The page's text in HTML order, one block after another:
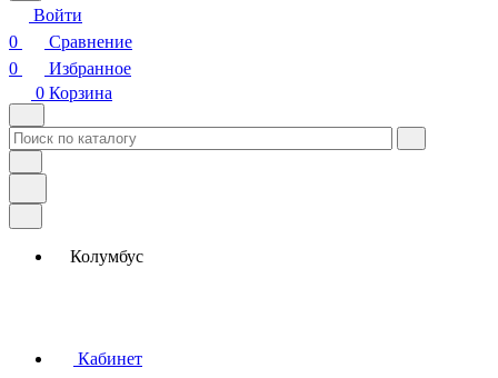
Войти
0
Сравнение
0
Избранное
0 Корзина
Колумбус
Кабинет